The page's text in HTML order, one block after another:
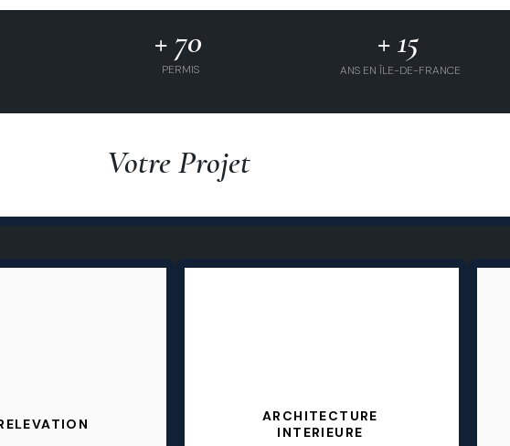
+ 70
PERMIS
+ 15
ANS EN ÎLE-DE-FRANCE
Votre Projet
ARCHITECTURE
INTERIEURE